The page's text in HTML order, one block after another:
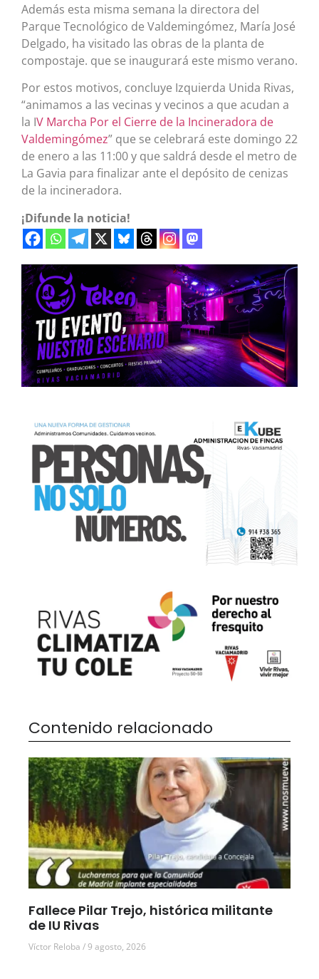
Además esta misma semana la directora del
Parque Tecnológico de Valdemingómez, María José
Delgado, ha visitado las obras de la planta de
compostaje. que se inaugurará este mismo verano.
Por estos motivos, concluye Izquierda Unida Rivas,
“animamos a las vecinas y vecinos a que acudan a
la IV Marcha Por el Cierre de la Incineradora de
Valdemingómez” que se celebrará este domingo 22
de enero a las 11:00 y que saldrá desde el metro de
La Gavia para finalizar ante el depósito de cenizas
de la incineradora.
¡Difunde la noticia!
Contenido relacionado
Fallece Pilar Trejo, histórica militante
de IU Rivas
Víctor Reloba 9 agosto, 2026